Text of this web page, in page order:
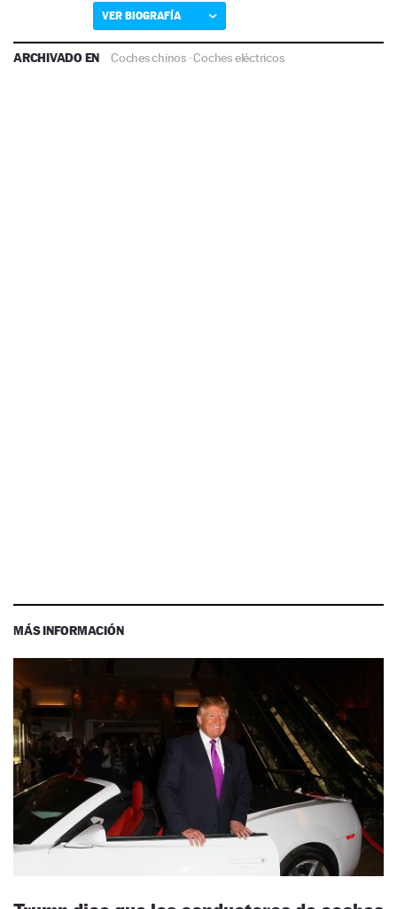
VER BIOGRAFÍA
ARCHIVADO EN Coches chinos ·Coches eléctricos
MÁS INFORMACIÓN